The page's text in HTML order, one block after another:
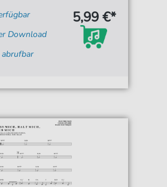
Download
abrufbar
5,99 €*